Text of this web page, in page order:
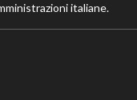
italiane.